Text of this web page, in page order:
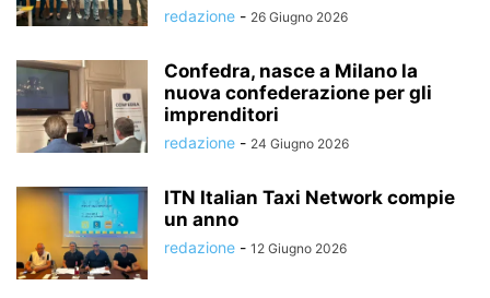
redazione - 26 Giugno 2026
Confedra, nasce a Milano la
nuova confederazione per gli
imprenditori
redazione - 24 Giugno 2026
ITN Italian Taxi Network compie
un anno
redazione - 12 Giugno 2026